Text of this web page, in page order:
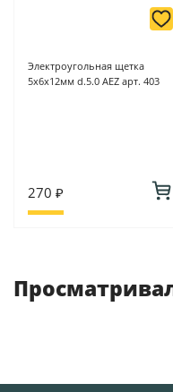
Электроугольная щетка
5х6х12мм d.5.0 AEZ арт. 403
270 ₽